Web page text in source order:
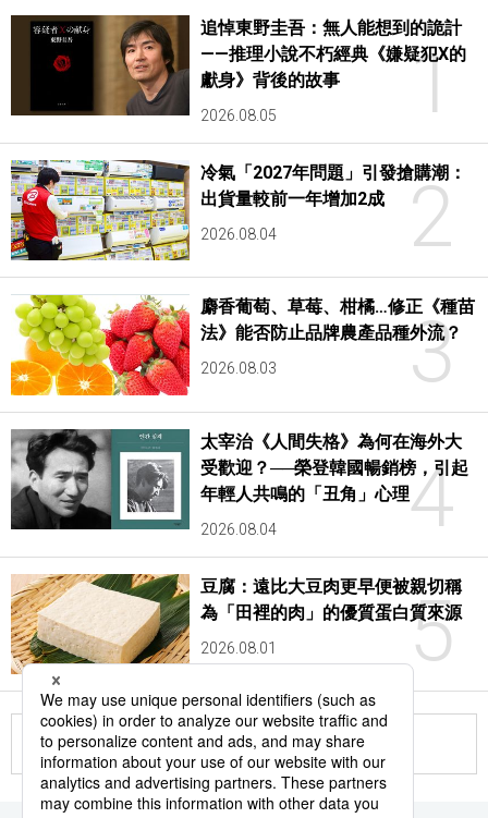
1
追悼東野圭吾：無人能想到的詭計
——推理小說不朽經典《嫌疑犯X的
獻身》背後的故事
2026.08.05
2
冷氣「2027年問題」引發搶購潮：
出貨量較前一年增加2成
2026.08.04
3
麝香葡萄、草莓、柑橘…修正《種苗
法》能否防止品牌農產品種外流？
2026.08.03
4
太宰治《人間失格》為何在海外大
受歡迎？──榮登韓國暢銷榜，引起
年輕人共鳴的「丑角」心理
2026.08.04
5
豆腐：遠比大豆肉更早便被親切稱
為「田裡的肉」的優質蛋白質來源
2026.08.01
更多